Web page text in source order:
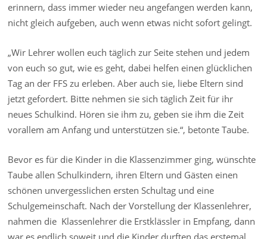
erinnern, dass immer wieder neu angefangen werden kann,
nicht gleich aufgeben, auch wenn etwas nicht sofort gelingt.
„Wir Lehrer wollen euch täglich zur Seite stehen und jedem
von euch so gut, wie es geht, dabei helfen einen glücklichen
Tag an der FFS zu erleben. Aber auch sie, liebe Eltern sind
jetzt gefordert. Bitte nehmen sie sich täglich Zeit für ihr
neues Schulkind. Hören sie ihm zu, geben sie ihm die Zeit
vorallem am Anfang und unterstützen sie.“, betonte Taube.
Bevor es für die Kinder in die Klassenzimmer ging, wünschte
Taube allen Schulkindern, ihren Eltern und Gästen einen
schönen unvergesslichen ersten Schultag und eine
Schulgemeinschaft. Nach der Vorstellung der Klassenlehrer,
nahmen die Klassenlehrer die Erstklässler in Empfang, dann